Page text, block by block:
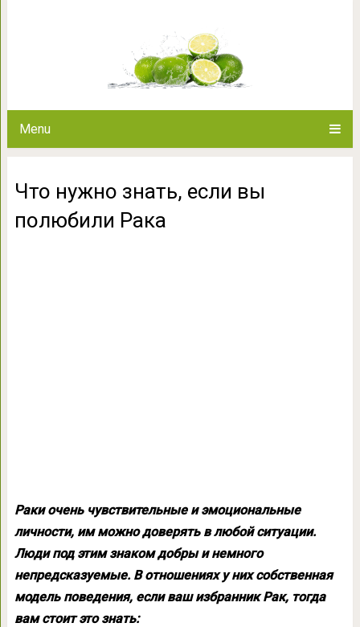
Menu
Что нужно знать, если вы
полюбили Рака
Раки очень чувствительные и эмоциональные
личности, им можно доверять в любой ситуации.
Люди под этим знаком добры и немного
непредсказуемые. В отношениях у них собственная
модель поведения, если ваш избранник Рак, тогда
вам стоит это знать: